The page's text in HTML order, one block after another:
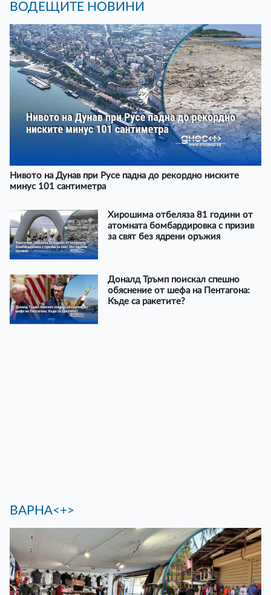
ВОДЕЩИТЕ НОВИНИ
Нивото на Дунав при Русе падна до рекордно ниските
минус 101 сантиметра
Хирошима отбеляза 81 години от
атомната бомбардировка с призив
за свят без ядрени оръжия
Доналд Тръмп поискал спешно
обяснение от шефа на Пентагона:
Къде са ракетите?
ВАРНА<+>